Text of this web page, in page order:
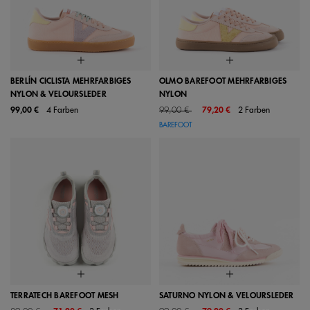
BERLÍN CICLISTA MEHRFARBIGES
NYLON & VELOURSLEDER
99,00 €
4 Farben
OLMO BAREFOOT MEHRFARBIGES
NYLON
Price reduced from
99,00 €to 79,20 € 2 Farben
BAREFOOT
TERRATECH BAREFOOT MESH
SATURNO NYLON & VELOURSLEDER